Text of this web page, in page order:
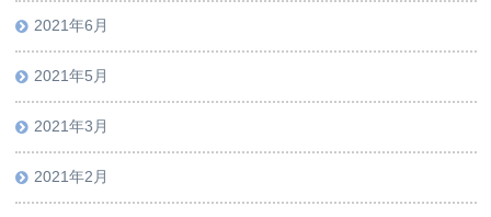
2021年6月
2021年5月
2021年3月
2021年2月